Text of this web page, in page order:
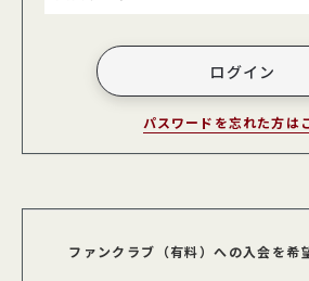
パスワードを忘れた方は
ファンクラブ（有料）への入会を希